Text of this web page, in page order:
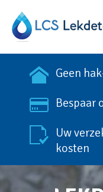
Geen
Bespaar
Uw
kosten